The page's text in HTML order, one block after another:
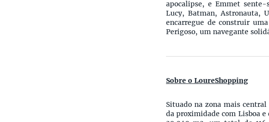
apocalipse, e Emmet
Lucy, Batman, Astronauta,
encarregue de construir
Perigoso, um navegante
Sobre o LoureShopping
Situado na zona mais
da proximidade com Lisboa e